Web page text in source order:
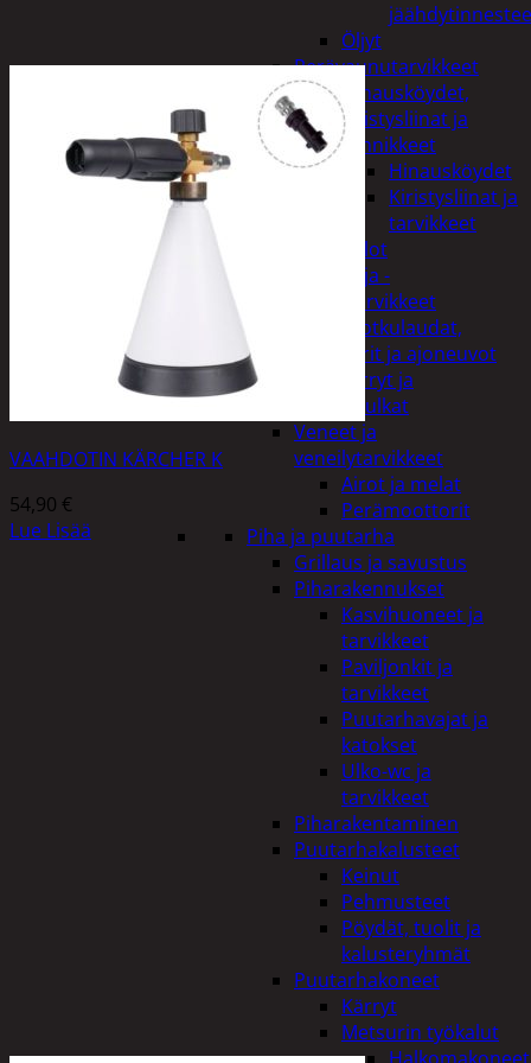
Öljyt
Perävaunutarvikkeet
Hinausköydet,
kiristysliinat ja
kiinnikkeet
Hinausköydet
Kiristysliinat ja
tarvikkeet
Valot
Rengas ja -
vannetarvikkeet
Sähköpotkulaudat,
skootterit ja ajoneuvot
Tukkikärryt ja
juontopulkat
Veneet ja
veneilytarvikkeet
Airot ja melat
Perämoottorit
Piha ja puutarha
Grillaus ja savustus
Piharakennukset
Kasvihuoneet ja
tarvikkeet
Paviljonkit ja
tarvikkeet
Puutarhavajat ja
katokset
Ulko-wc ja
tarvikkeet
Piharakentaminen
Puutarhakalusteet
Keinut
Pehmusteet
Pöydät, tuolit ja
kalusteryhmät
Puutarhakoneet
Kärryt
Metsurin työkalut
VAAHDOTIN KÄRCHER K
54,90 €
Lue Lisää